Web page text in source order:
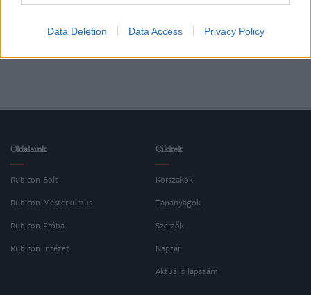
Data Deletion Data Access Privacy Policy
Oldalaink
Rubicon Bolt
Rubicon Mesterkurzus
Rubicon Próba
Rubicon Intézet
Cikkek
Korszakok
Tananyagok
Szerzők
Naptár
Aktuális lapszám